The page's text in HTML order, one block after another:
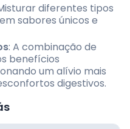
diferentes tipos
sabores únicos e
: A combinação de
benefícios
um alívio mais
digestivos.